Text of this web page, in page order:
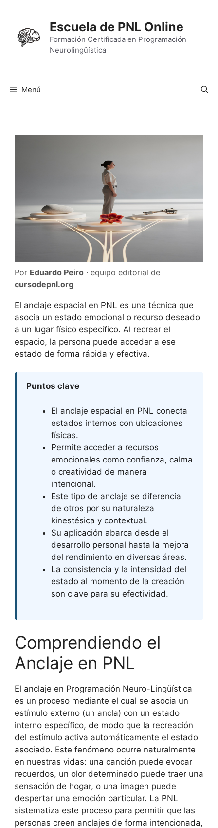
contenido
Escuela de PNL Online
Formación Certificada en Programación
Neurolingüística
Menú
Por Eduardo Peiro · equipo editorial de
cursodepnl.org
El anclaje espacial en PNL es una técnica que
asocia un estado emocional o recurso deseado
a un lugar físico específico. Al recrear el
espacio, la persona puede acceder a ese
estado de forma rápida y efectiva.
Puntos clave
El anclaje espacial en PNL conecta
estados internos con ubicaciones
físicas.
Permite acceder a recursos
emocionales como confianza, calma
o creatividad de manera
intencional.
Este tipo de anclaje se diferencia
de otros por su naturaleza
kinestésica y contextual.
Su aplicación abarca desde el
desarrollo personal hasta la mejora
del rendimiento en diversas áreas.
La consistencia y la intensidad del
estado al momento de la creación
son clave para su efectividad.
Comprendiendo el
Anclaje en PNL
El anclaje en Programación Neuro-Lingüística
es un proceso mediante el cual se asocia un
estímulo externo (un ancla) con un estado
interno específico, de modo que la recreación
del estímulo activa automáticamente el estado
asociado. Este fenómeno ocurre naturalmente
en nuestras vidas: una canción puede evocar
recuerdos, un olor determinado puede traer una
sensación de hogar, o una imagen puede
despertar una emoción particular. La PNL
sistematiza este proceso para permitir que las
personas creen anclajes de forma intencionada,